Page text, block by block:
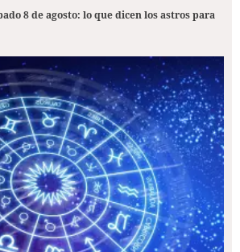
8 de agosto: lo que dicen los astros para